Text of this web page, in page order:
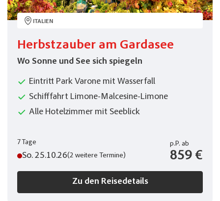
ITALIEN
Herbstzauber am Gardasee
Wo Sonne und See sich spiegeln
Eintritt Park Varone mit Wasserfall
Schifffahrt Limone-Malcesine-Limone
Alle Hotelzimmer mit Seeblick
7 Tage
So. 25.10.26(2 weitere Termine)
p.P. ab
859 €
Zu den Reisedetails